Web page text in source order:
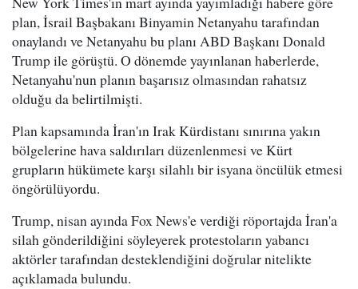
plan, İsrail Başbakanı Binyamin Netanyahu tarafından
onaylandı ve Netanyahu bu planı ABD Başkanı Donald
Trump ile görüştü. O dönemde yayınlanan haberlerde,
Netanyahu'nun planın başarısız olmasından rahatsız
olduğu da belirtilmişti.
Plan kapsamında İran'ın Irak Kürdistanı sınırına yakın
bölgelerine hava saldırıları düzenlenmesi ve Kürt
grupların hükümete karşı silahlı bir isyana öncülük etmesi
öngörülüyordu.
Trump, nisan ayında Fox News'e verdiği röportajda İran'a
silah gönderildiğini söyleyerek protestoların yabancı
aktörler tarafından desteklendiğini doğrular nitelikte
açıklamada bulundu.